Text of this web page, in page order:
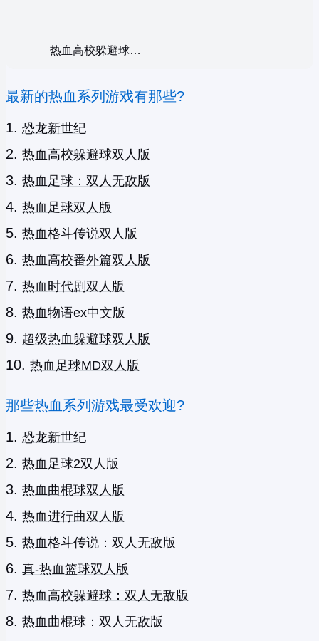
热血高校躲避球双人版
最新的热血系列游戏有那些?
恐龙新世纪
热血高校躲避球双人版
热血足球：双人无敌版
热血足球双人版
热血格斗传说双人版
热血高校番外篇双人版
热血时代剧双人版
热血物语ex中文版
超级热血躲避球双人版
热血足球MD双人版
那些热血系列游戏最受欢迎?
恐龙新世纪
热血足球2双人版
热血曲棍球双人版
热血进行曲双人版
热血格斗传说：双人无敌版
真-热血篮球双人版
热血高校躲避球：双人无敌版
热血曲棍球：双人无敌版